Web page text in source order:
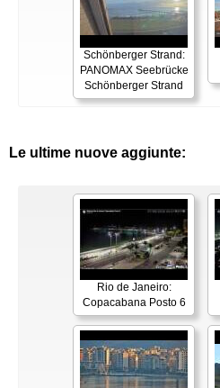
Schönberger Strand:
PANOMAX Seebrücke
Schönberger Strand
Le ultime nuove aggiunte:
Rio de Janeiro:
Copacabana Posto 6